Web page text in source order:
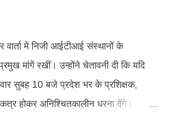
में निजी आईटीआई संस्थानों के
मांगें रखीं। उन्होंने चेतावनी दी कि यदि
सुबह 10 बजे प्रदेश भर के प्रशिक्षक,
होकर अनिश्चितकालीन धरना देंगे।